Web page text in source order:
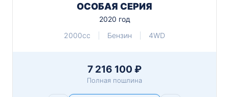
ОСОБАЯ СЕРИЯ
2020 год
2000cc
Бензин 4WD
7 216 100 ₽
Полная пошлина